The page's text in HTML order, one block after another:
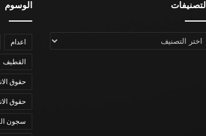
التصنيفات
التصنيفات
الوسوم
اعدام
القطيف
حقوق
حقوق
سجون